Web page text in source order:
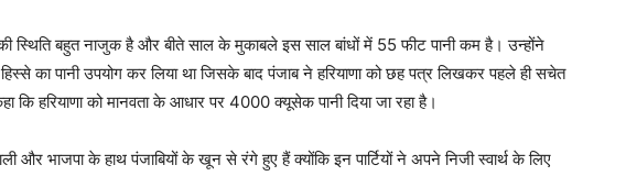
स्थिति बहुत नाजुक है और बीते साल के मुकाबले इस साल बांधों में 55 फीट पानी कम है। उन्होंने
हिस्से का पानी उपयोग कर लिया था जिसके बाद पंजाब ने हरियाणा को छह पत्र लिखकर पहले ही सचेत
कि हरियाणा को मानवता के आधार पर 4000 क्यूसेक पानी दिया जा रहा है।
और भाजपा के हाथ पंजाबियों के खून से रंगे हुए हैं क्योंकि इन पार्टियों ने अपने निजी स्वार्थ के लिए